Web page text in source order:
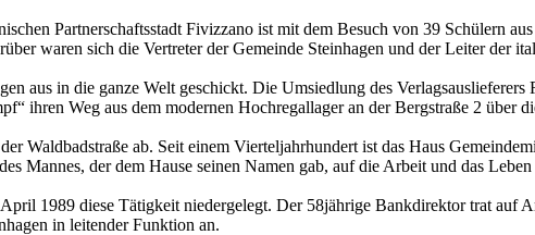
Partnerschaftsstadt Fivizzano ist mit dem Besuch von 39 Schülern
waren sich die Vertreter der Gemeinde Steinhagen und der Leiter der
aus in die ganze Welt geschickt. Die Umsiedlung des Verlagsauslieferers
ihren Weg aus dem modernen Hochregallager an der Bergstraße 2 über
Waldbadstraße ab. Seit einem Vierteljahrhundert ist das Haus
Mannes, der dem Hause seinen Namen gab, auf die Arbeit und das Leben
1989 diese Tätigkeit niedergelegt. Der 58jährige Bankdirektor trat auf
in leitender Funktion an.